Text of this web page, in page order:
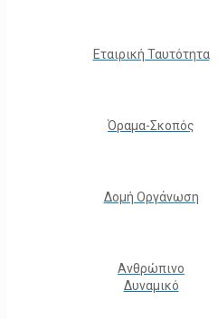
Εταιρική Ταυτότητα
Όραμα-Σκοπός
Δομή Οργάνωση
Ανθρώπινο
Δυναμικό